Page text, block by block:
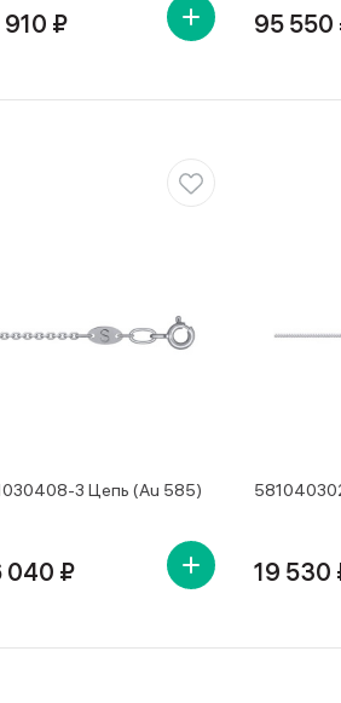
910 ₽ 95 550
3 Цепь (Au 585)
040 ₽ 19 530